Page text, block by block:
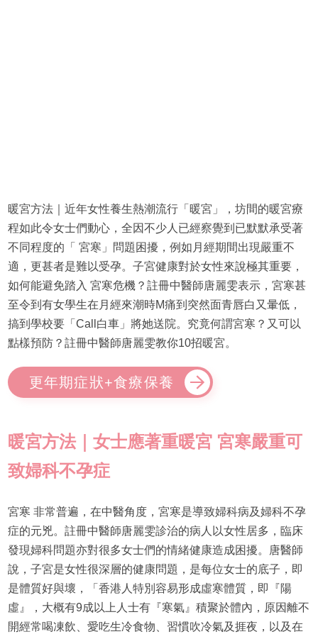
暖宮方法｜近年女性養生熱潮流行「暖宮」，坊間的暖宮療
程如此令女士們動心，全因不少人已經察覺到已默默承受著
不同程度的「 宮寒」問題困擾，例如月經期間出現嚴重不
適，更甚者是難以受孕。子宮健康對於女性來說極其重要，
如何能避免踏入 宮寒危機？註冊中醫師唐麗雯表示，宮寒甚
至令到有女學生在月經來潮時M痛到突然面青唇白又暈低，
搞到學校要「Call白車」將她送院。究竟何謂宮寒？又可以
點樣預防？註冊中醫師唐麗雯教你10招暖宮。
更年期症狀+食療保養
暖宮方法｜女士應著重暖宮 宮寒嚴重可
致婦科不孕症
宮寒 非常普遍，在中醫角度，宮寒是導致婦科病及婦科不孕
症的元兇。註冊中醫師唐麗雯診治的病人以女性居多，臨床
發現婦科問題亦對很多女士們的情緒健康造成困擾。唐醫師
說，子宮是女性很深層的健康問題，是每位女士的底子，即
是體質好與壞，「香港人特別容易形成虛寒體質，即『陽
虛』，大概有9成以上人士有『寒氣』積聚於體內，原因離不
開經常喝凍飲、愛吃生冷食物、習慣吹冷氣及捱夜，以及在